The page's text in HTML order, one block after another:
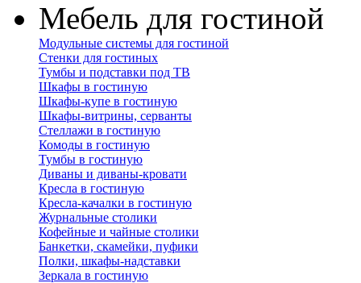
Мебель для гостиной
Модульные системы для гостиной
Стенки для гостиных
Тумбы и подставки под ТВ
Шкафы в гостиную
Шкафы-купе в гостиную
Шкафы-витрины, серванты
Стеллажи в гостиную
Комоды в гостиную
Тумбы в гостиную
Диваны и диваны-кровати
Кресла в гостиную
Кресла-качалки в гостиную
Журнальные столики
Кофейные и чайные столики
Банкетки, скамейки, пуфики
Полки, шкафы-надставки
Зеркала в гостиную